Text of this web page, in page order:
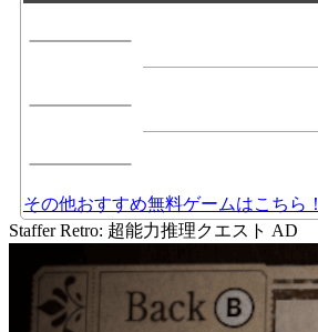
その他おすすめ無料ゲームはこちら！
Staffer Retro: 超能力推理クエスト AD